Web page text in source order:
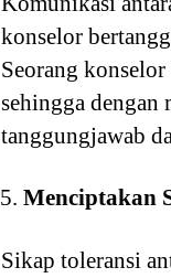
konselor
Seorang
sehingga dengan
tanggungjawab
Menciptakan
Sikap toleransi